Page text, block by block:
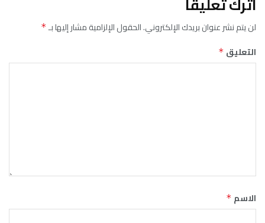
لن يتم نشر عنوان بريدك الإلكتروني.الحقول الإلزامية مشار إليها بـ*
التعليق *
الاسم *